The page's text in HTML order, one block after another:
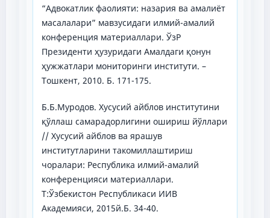
“Адвокатлик фаолияти: назария ва амалиёт
масалалари” мавзусидаги илмий-амалий
конференция материаллари. ЎзР
Президенти ҳузуридаги Амалдаги қонун
ҳужжатлари мониторинги институти. –
Тошкент, 2010. Б. 171-175.
Б.Б.Муродов. Хусусий айблов институтини
қўллаш самарадорлигини ошириш йўллари
// Хусусий айблов ва ярашув
институтларини такомиллаштириш
чоралари: Республика илмий-амалий
конференцияси материаллари.
Т:Ўзбекистон Республикаси ИИВ
Академияси, 2015й.Б. 34-40.